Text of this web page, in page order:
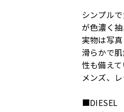
シンプル
が色濃く
実物は写
滑らかで
性も備え
メンズ、
■DIESEL